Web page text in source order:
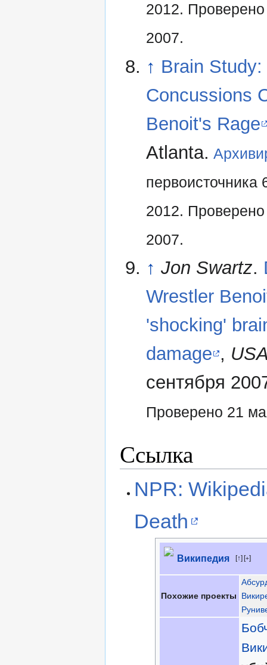
2012.
2007.
↑ Brain Study:
Concussions
Benoit's Rage
Atlanta.
первоисточника
2012.
2007.
↑ Jon Swartz.
Wrestler
'shocking'
damage ,
сентября
Проверено 21
Ссылка
NPR:
Death
Википедия ↑ [+]
Похожие проекты